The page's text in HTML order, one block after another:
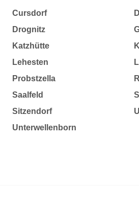
Cursdorf
Drognitz
Katzhütte
Lehesten
Probstzella
Saalfeld
Sitzendorf
Unterwellenborn